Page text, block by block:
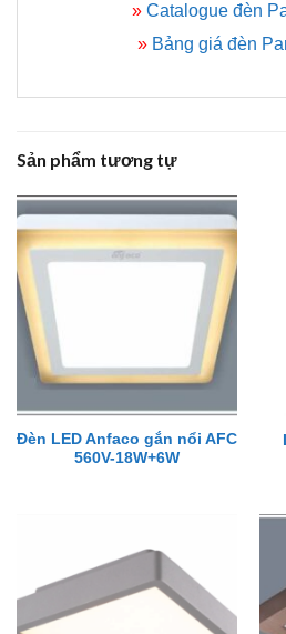
»Catalogue đèn
»Bảng giá đèn
Sản phẩm tương tự
Đèn LED Anfaco gắn nổi AFC
560V-18W+6W